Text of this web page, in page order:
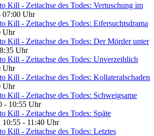
Kill - Zeitachse des Todes: Vertuschung im
07:00 Uhr
Kill - Zeitachse des Todes: Eifersuchtsdrama
Uhr
Kill - Zeitachse des Todes: Der Mörder unter
Uhr
Kill - Zeitachse des Todes: Unverzeihlich
Uhr
Kill - Zeitachse des Todes: Kollateralschaden
Uhr
Kill - Zeitachse des Todes: Schweigsame
- 10:55 Uhr
Kill - Zeitachse des Todes: Späte
10:55 - 11:40 Uhr
Kill - Zeitachse des Todes: Letztes